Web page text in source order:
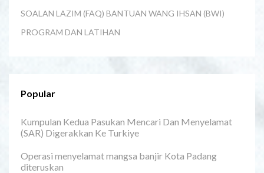
SOALAN LAZIM (FAQ) BANTUAN WANG IHSAN (BWI)
PROGRAM DAN LATIHAN
Popular
Kumpulan Kedua Pasukan Mencari Dan Menyelamat
(SAR) Digerakkan Ke Turkiye
Operasi menyelamat mangsa banjir Kota Padang
diteruskan